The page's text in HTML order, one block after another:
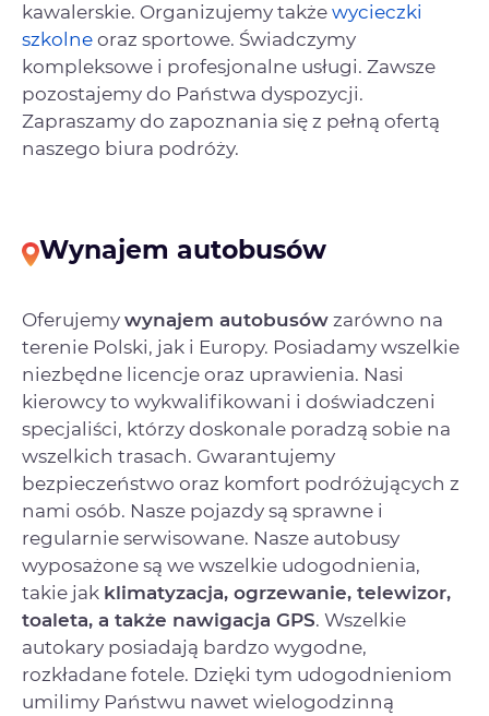
kawalerskie. Organizujemy także wycieczki
szkolne oraz sportowe. Świadczymy
kompleksowe i profesjonalne usługi. Zawsze
pozostajemy do Państwa dyspozycji.
Zapraszamy do zapoznania się z pełną ofertą
naszego biura podróży.
Wynajem autobusów
Oferujemy wynajem autobusów zarówno na
terenie Polski, jak i Europy. Posiadamy wszelkie
niezbędne licencje oraz uprawienia. Nasi
kierowcy to wykwalifikowani i doświadczeni
specjaliści, którzy doskonale poradzą sobie na
wszelkich trasach. Gwarantujemy
bezpieczeństwo oraz komfort podróżujących z
nami osób. Nasze pojazdy są sprawne i
regularnie serwisowane. Nasze autobusy
wyposażone są we wszelkie udogodnienia,
takie jak klimatyzacja, ogrzewanie, telewizor,
toaleta, a także nawigacja GPS. Wszelkie
autokary posiadają bardzo wygodne,
rozkładane fotele. Dzięki tym udogodnieniom
umilimy Państwu nawet wielogodzinną